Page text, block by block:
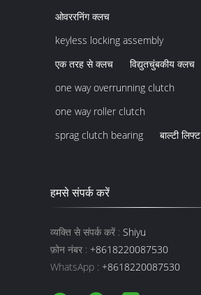
ओवररनिंग क्लच
keyless locking assembly
एक तरह से क्लच
विद्युतचुंबकीय क्लच
one way overrunning clutch
one way roller clutch
sprag clutch bearing
बाल्टी लिफ्ट
हमसे संपर्क करें
व्यक्ति से संपर्क करें : Shiyu
फ़ोन नंबर : +8618220087530
WhatsApp : +8618220087530